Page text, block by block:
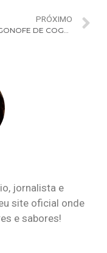
PRÓXIMO
ESTROGONOFE DE COGUMELOS COM PORCINI E BATATA PALHA
jornalista e
site oficial onde
e sabores!